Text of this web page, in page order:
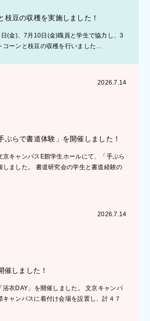
枝豆の収穫を実施しました！
(金)、7月10日(金)職員と学生で協力し、3
コーンと枝豆の収穫を行いました…
2026.7.14
ぶらで書道体験」を開催しました！
京キャンパスE館学生ホールにて、「手ぶら
しました。 書道研究会の学生と書道経験の
2026.7.14
催しました！
浴衣DAY」を開催しました。 文京キャンパ
キャンパスに着付け会場を設置し、計４７